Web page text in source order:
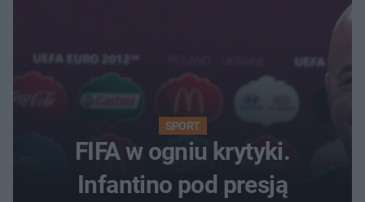
SPORT
FIFA w ogniu krytyki.
Infantino pod presją